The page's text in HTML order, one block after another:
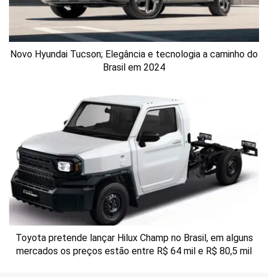
Novo Hyundai Tucson; Elegância e tecnologia a caminho do
Brasil em 2024
Toyota pretende lançar Hilux Champ no Brasil, em alguns
mercados os preços estão entre R$ 64 mil e R$ 80,5 mil